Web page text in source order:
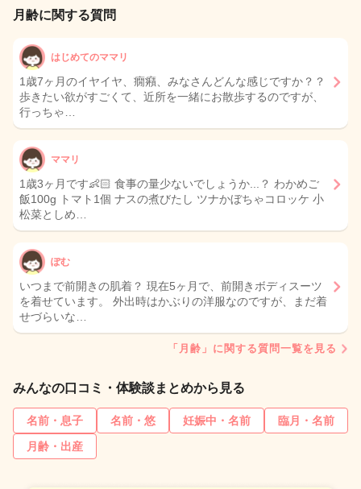
月齢に関する質問
はじめてのママリ
1歳7ヶ月のイヤイヤ、癇癪、みなさんどんな感じですか？？
歩きたい欲がすごくて、近所を一緒にお散歩するのですが、
行っちゃ…
ママリ
1歳3ヶ月です👶🏻 食事の量少ないでしょうか...？ わかめご
飯100g トマト1個 ナスの煮びたし ツナかぼちゃコロッケ 小
松菜としめ…
ぽむ
いつまで前開きの肌着？ 現在5ヶ月で、前開きボディスーツ
を着せています。 外出時はかぶりの洋服なのですが、まだ着
せづらいな…
「月齢」に関する質問一覧を見る
みんなの口コミ・体験談まとめから見る
名前・息子 名前・悠 妊娠中・名前
臨月・名前
月齢・出産